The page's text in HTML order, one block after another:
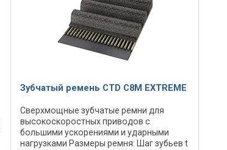
Зубчатый ремень CTD C8M EXTREME
Сверхмощные зубчатые ремни для
высокоскоростных приводов с
большими ускорениями и ударными
нагрузками Размеры ремня: Шаг зубьев t